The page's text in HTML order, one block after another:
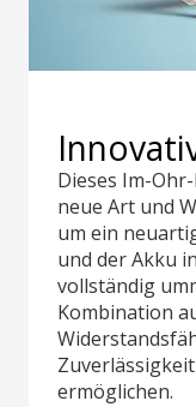
Dieses Im-
neue Art und
um ein
und der Akku
vollständig
Kombination
ermöglichen.